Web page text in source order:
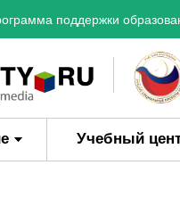
поддержки
Учебный